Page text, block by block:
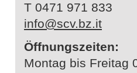
T 0471 971 833
info@scv.bz.it
Öffnungszeiten:
Montag bis Freitag